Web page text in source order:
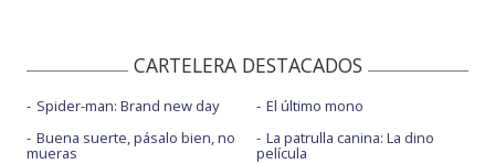
CARTELERA DESTACADOS
Spider-man: Brand new day
Buena suerte, pásalo bien, no
mueras
El último mono
La patrulla canina: La dino
película